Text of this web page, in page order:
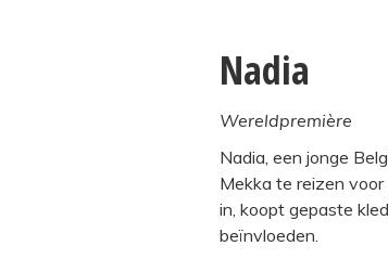
Nadia
Wereldpremière
Nadia, een jonge
Mekka te reizen
in, koopt gepaste
beïnvloeden.